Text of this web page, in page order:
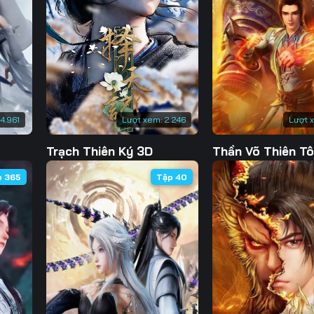
130 131 132
137 138 139
144 145 146
151 152 153
165 166 167
173 174
180 181
186 187 188
193 194 195
Lượt xem:2.246
Trạch Thiên Ký 3D
Lượt
Thần Võ Thiên
365 Tập 40